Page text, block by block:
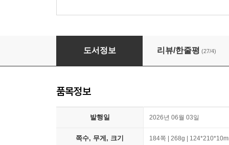
베스트 프렌즈 시즈오카
도서정보 리뷰/한줄평 (27/4)
품목정보
발행일 2026년 06월 03일
쪽수, 무게, 크기 184쪽 | 268g |